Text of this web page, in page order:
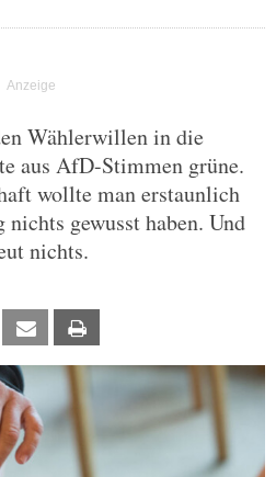
Wählerwillen in die
aus AfD-Stimmen grüne.
wollte man erstaunlich
gewusst haben. Und
nichts.
Xing Email